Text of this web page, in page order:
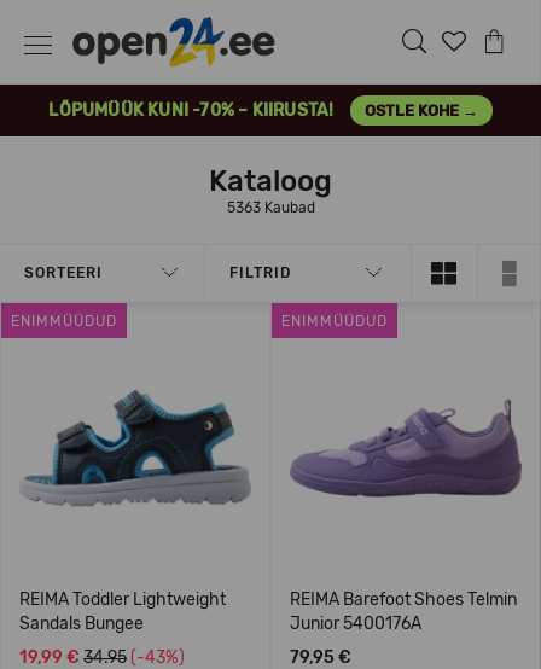
LÕPUMÜÜK KUNI -70% – KIIRUSTA! OSTLE KOHE →
Kataloog
5363 Kaubad
SORTEERI FILTRID
ENIMMÜÜDUD
REIMA Toddler Lightweight
Sandals Bungee
19,99 € 34.95 (-43%)
ENIMMÜÜDUD
REIMA Barefoot Shoes Telmin
Junior 5400176A
79,95 €